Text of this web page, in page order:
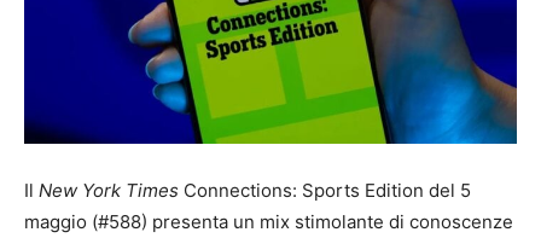
Il New York Times Connections: Sports Edition del 5
maggio (#588) presenta un mix stimolante di conoscenze